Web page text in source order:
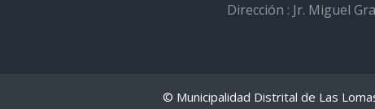
Dirección : Jr. Miguel
© Municipalidad Distrital de Las